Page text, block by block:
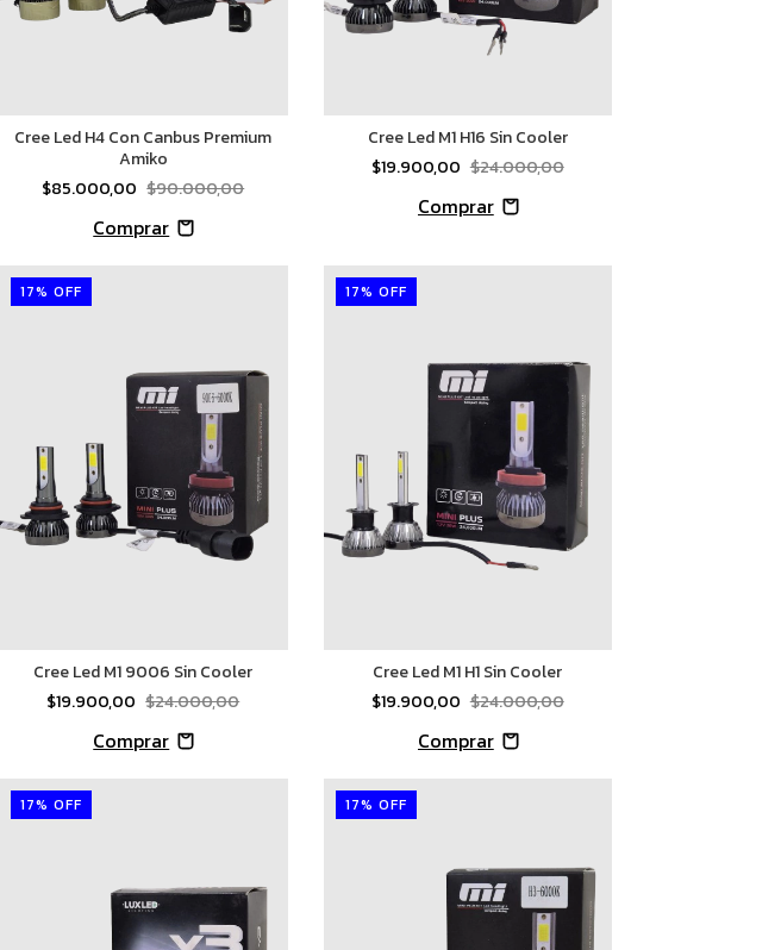
Cree Led H4 Con Canbus Premium
Amiko
$85.000,00 $90.000,00
Cree Led M1 H16 Sin Cooler
$19.900,00 $24.000,00
17% OFF
Cree Led M1 9006 Sin Cooler
$19.900,00 $24.000,00
17% OFF
Cree Led M1 H1 Sin Cooler
$19.900,00 $24.000,00
17% OFF 17% OFF